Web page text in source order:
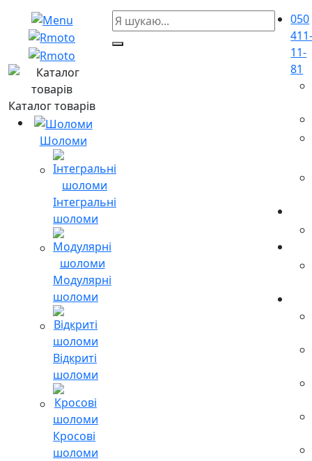
Каталог товарів
Шоломи
Інтегральні
шоломи
Модулярні
шоломи
Відкриті
шоломи
Кросові
шоломи
050
11-
81